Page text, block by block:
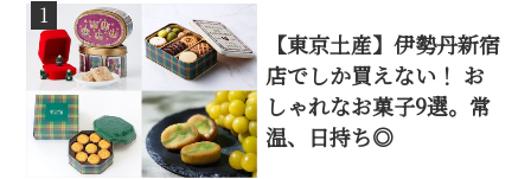
1
【東京土産】伊勢丹新宿
店でしか買えない！ お
しゃれなお菓子9選。常
温、日持ち◎